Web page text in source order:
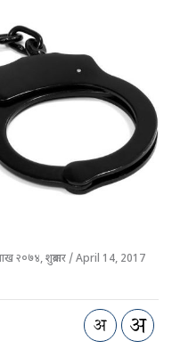
२०७४, शुक्रबार / April 14, 2017